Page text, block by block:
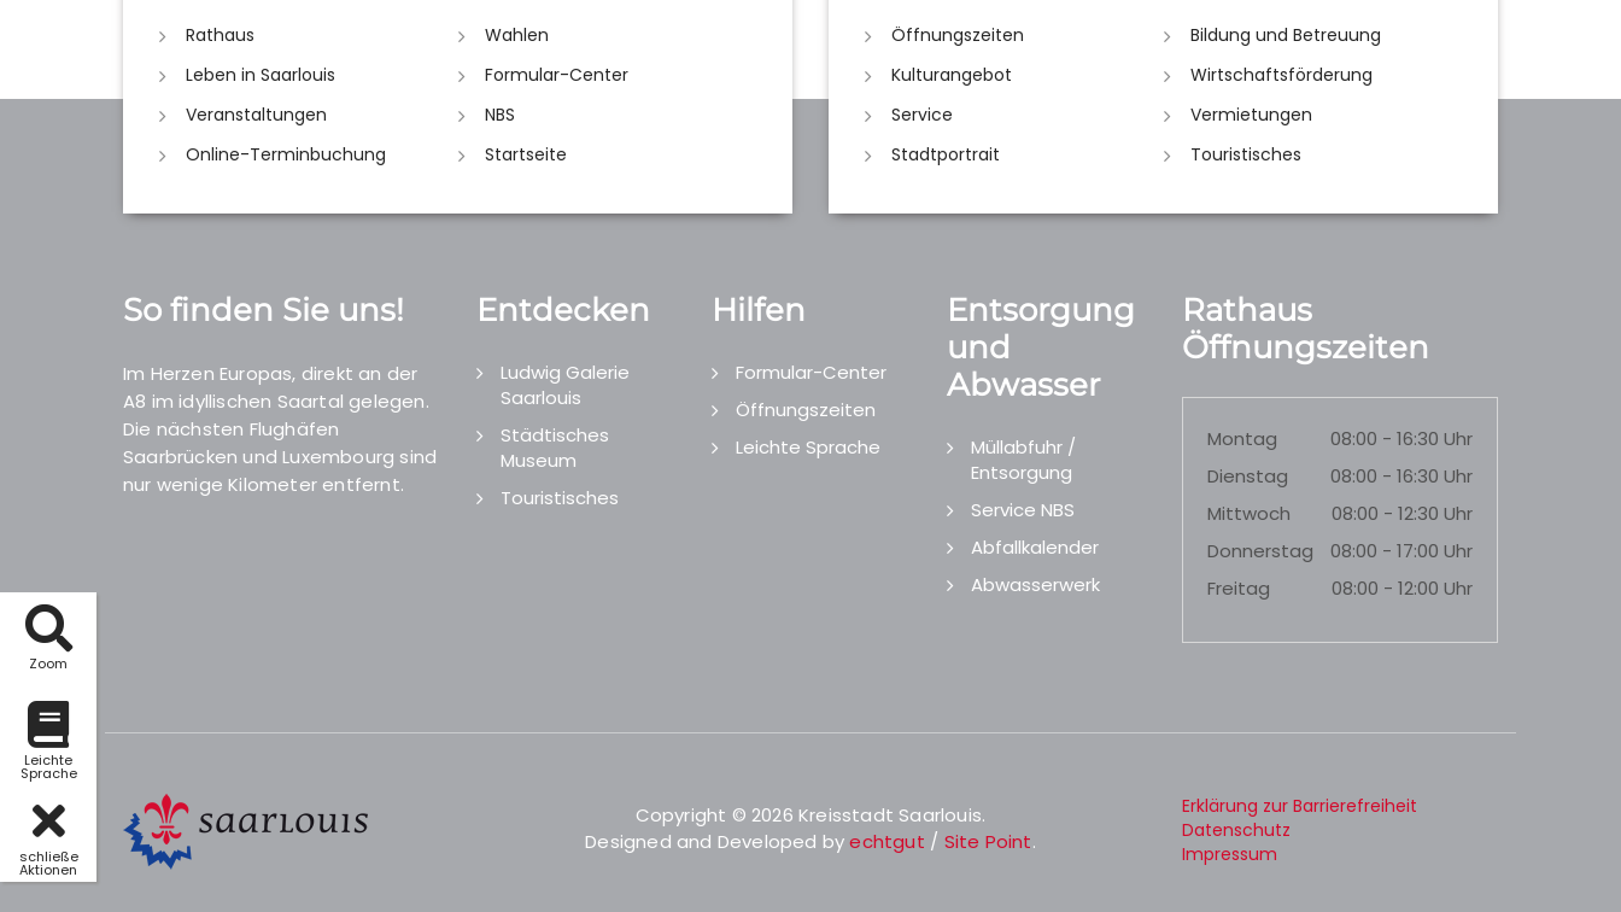
Zoom
Leichte
Sprache
schließe
Aktionen
Rathaus
Wahlen
Leben in Saarlouis
Formular-Center
Veranstaltungen
NBS
Online-Terminbuchung
Startseite
Öffnungszeiten
Bildung und Betreuung
Kulturangebot
Wirtschaftsförderung
Service
Vermietungen
Stadtportrait
Touristisches
So finden Sie uns!
Im Herzen Europas, direkt an der
A8 im idyllischen Saartal gelegen.
Die nächsten Flughäfen
Saarbrücken und Luxembourg sind
nur wenige Kilometer entfernt.
Entdecken
Ludwig Galerie
Saarlouis
Städtisches
Museum
Touristisches
Hilfen
Formular-Center
Öffnungszeiten
Leichte Sprache
Entsorgung
und
Abwasser
Müllabfuhr /
Entsorgung
Service NBS
Abfallkalender
Abwasserwerk
Rathaus
Öffnungszeiten
Montag
08:00 - 16:30 Uhr
Dienstag
08:00 - 16:30 Uhr
Mittwoch
08:00 - 12:30 Uhr
Donnerstag
08:00 - 17:00 Uhr
Freitag
08:00 - 12:00 Uhr
Copyright © 2026 Kreisstadt Saarlouis.
Designed and Developed byechtgut / Site Point.
Erklärung zur Barrierefreiheit
Datenschutz
Impressum